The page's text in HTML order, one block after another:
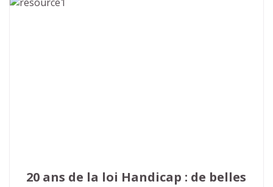
20 ans de la loi Handicap : de belles